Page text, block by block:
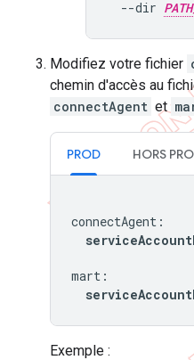
  --dir
Modifiez votre fichier
chemin d'accès au
connectAgent et
PROD HORS
connectAgent:
mart:
Exemple :